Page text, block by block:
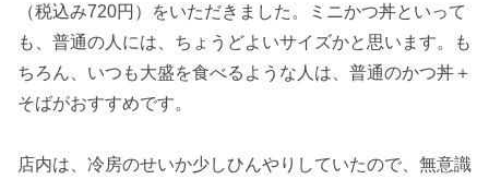
（税込み720円）をいただきました。ミニかつ丼といって
も、普通の人には、ちょうどよいサイズかと思います。も
ちろん、いつも大盛を食べるような人は、普通のかつ丼＋
そばがおすすめです。
店内は、冷房のせいか少しひんやりしていたので、無意識